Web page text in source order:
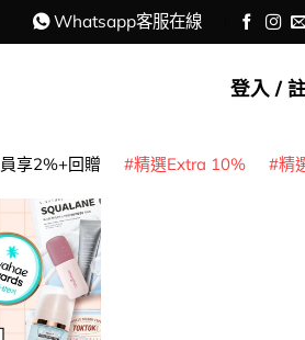
Whatsapp客服在線
登入 /
享2%+回贈 精選Extra 10% 精